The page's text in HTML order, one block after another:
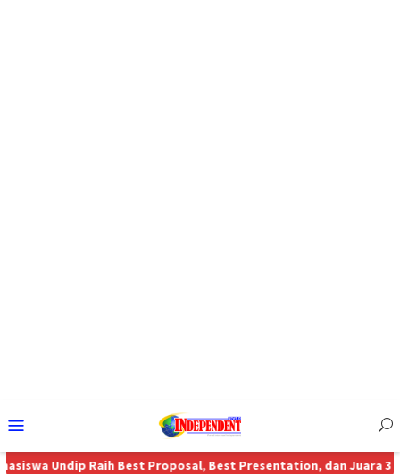
Mobile
Raih Best Proposal, Best Presentation, dan Juara 3 Nasional